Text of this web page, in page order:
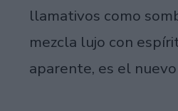
llamativos como
mezcla lujo con
aparente, es el